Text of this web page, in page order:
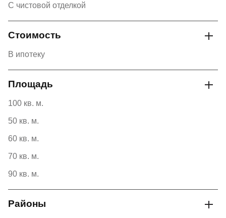
С чистовой отделкой
Стоимость
В ипотеку
Площадь
100 кв. м.
50 кв. м.
60 кв. м.
70 кв. м.
90 кв. м.
Районы